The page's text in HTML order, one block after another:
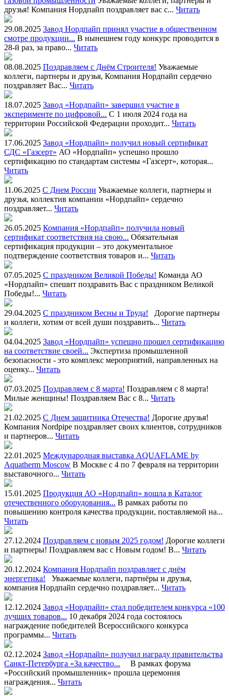
друзья! Компания Нордпайп поздравляет вас с... Читать
29.08.2025 Завод Нордпайп принял участие в общественном
смотре продукции... В нынешнем году конкурс проводится в
28-й раз, за право... Читать
08.08.2025 Поздравляем с Днём Строителя! Уважаемые
коллеги, партнеры и друзья, Компания Нордпайп сердечно
поздравляет Вас... Читать
18.07.2025 Завод «Нордпайп» завершил участие в
эксперименте по цифровой... С 1 июля 2024 года на
территории Российской Федерации проходит... Читать
17.06.2025 Завод «Нордпайп» получил новый сертификат
СДС «Газсерт» АО «Нордпайп» успешно прошло
сертификацию по стандартам системы «Газсерт», которая...
Читать
11.06.2025 С Днем России Уважаемые коллеги, партнеры и
друзья, коллектив компании «Нордпайп» сердечно
поздравляет... Читать
26.05.2025 Компания «Нордпайп» получила новый
сертификат соответствия на свою... Обязательная
сертификация продукции – это документальное
подтверждение соответствия товаров и... Читать
07.05.2025 С праздником Великой Победы! Команда АО
«Нордпайп» спешит поздравить Вас с праздником Великой
Победы!... Читать
29.04.2025 С праздником Весны и Труда!
Дорогие партнеры
и коллеги, хотим от всей души поздравить... Читать
04.04.2025 Завод «Нордпайп» успешно прошел сертификацию
на соответствие своей... Экспертиза промышленной
безопасности - это комплекс мероприятий, направленных на
оценку... Читать
07.03.2025 Поздравляем с 8 марта! Поздравляем с 8 марта!
Милые женщины! Поздравляем Вас с 8... Читать
21.02.2025 С Днем защитника Отечества! Дорогие друзья!
Компания Nordpipe поздравляет своих клиентов, сотрудников
и партнеров... Читать
22.01.2025 Международная выставка AQUAFLAME by
Aquatherm Moscow В Москве с 4 по 7 февраля на территории
выставочного... Читать
15.01.2025 Продукция АО «Нордпайп» вошла в Каталог
отечественного оборудования... В рамках работы по
повышению контроля качества продукции, поставляемой на...
Читать
27.12.2024 Поздравляем с новым 2025 годом! Дорогие коллеги
и партнеры! Поздравляем вас с Новым годом! В... Читать
20.12.2024 Компания Нордпайп поздравляет с днём
энергетика!
Уважаемые коллеги, партнёры и друзья,
компания Нордпайп сердечно поздравляет... Читать
12.12.2024 Завод «Нордпайп» стал победителем конкурса «100
лучших товаров... 10 декабря 2024 года состоялось
награждение победителей Всероссийского конкурса
программы... Читать
02.12.2024 Завод «Нордпайп» получил награду правительства
Санкт-Петербурга «За качество...
В рамках форума
«Российский промышленник» прошла церемония
награждения... Читать